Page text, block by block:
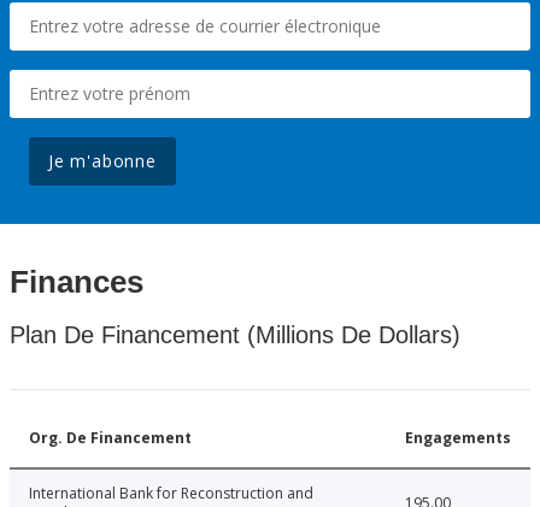
Je m'abonne
Finances
Plan De Financement (Millions De Dollars)
Org. De Financement Engagements
International Bank for Reconstruction and
195.00